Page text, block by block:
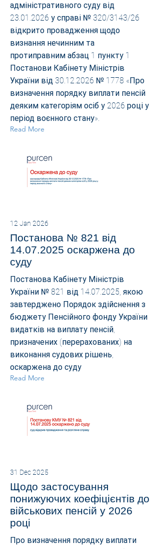
адміністративного суду від
23.01.2026 у справі № 320/3143/26
відкрито провадження щодо
визнання нечинним та
протиправним абзац 1 пункту 1
Постанови Кабінету Міністрів
України від 30.12.2026 № 1778 «Про
визначення порядку виплати пенсій
деяким категоріям осіб у 2026 році у
період воєнного стану».
Read More
12 Jan 2026
Постанова № 821 від
14.07.2025 оскаржена до
суду
Постанова Кабінету Міністрів
України № 821 від 14.07.2025, якою
завтерджено Порядок здійснення з
бюджету Пенсійного фонду України
видатків на виплату пенсій,
призначених (перерахованих) на
виконання судових рішень,
оскаржена до суду
Read More
31 Dec 2025
Щодо застосування
понижуючих коефіцієнтів до
військових пенсій у 2026
році
Про визначення порядку виплати